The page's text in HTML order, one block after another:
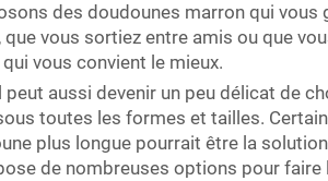
des doudounes marron qui
vous sortiez entre amis ou que
vous convient le mieux.
aussi devenir un peu délicat de
toutes les formes et tailles.
plus longue pourrait être la
de nombreuses options pour